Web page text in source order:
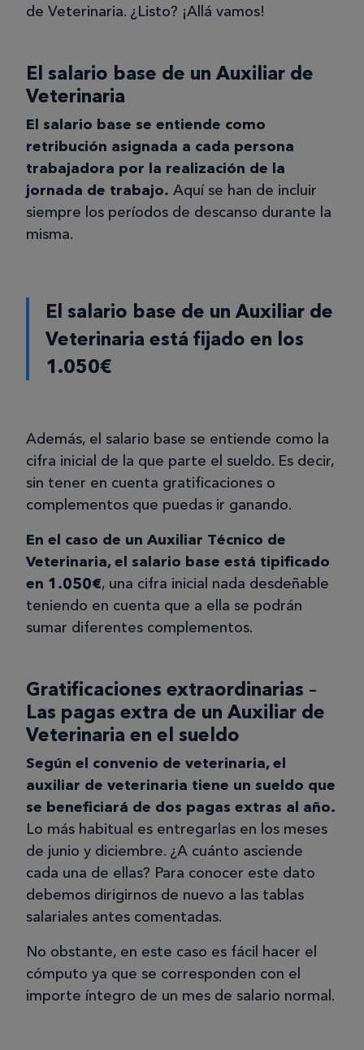
de Veterinaria. ¿Listo? ¡Allá vamos!
El salario base de un Auxiliar de
Veterinaria
El salario base se entiende como
retribución asignada a cada persona
trabajadora por la realización de la
jornada de trabajo. Aquí se han de incluir
siempre los períodos de descanso durante la
misma.
El salario base de un Auxiliar de
Veterinaria está fijado en los
1.050€
Además, el salario base se entiende como la
cifra inicial de la que parte el sueldo. Es decir,
sin tener en cuenta gratificaciones o
complementos que puedas ir ganando.
En el caso de un Auxiliar Técnico de
Veterinaria, el salario base está tipificado
en 1.050€, una cifra inicial nada desdeñable
teniendo en cuenta que a ella se podrán
sumar diferentes complementos.
Gratificaciones extraordinarias –
Las pagas extra de un Auxiliar de
Veterinaria en el sueldo
Según el convenio de veterinaria, el
auxiliar de veterinaria tiene un sueldo que
se beneficiará de dos pagas extras al año.
Lo más habitual es entregarlas en los meses
de junio y diciembre. ¿A cuánto asciende
cada una de ellas? Para conocer este dato
debemos dirigirnos de nuevo a las tablas
salariales antes comentadas.
No obstante, en este caso es fácil hacer el
cómputo ya que se corresponden con el
importe íntegro de un mes de salario normal.